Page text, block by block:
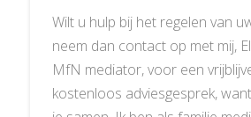
Wilt u hulp bij het regelen van
neem dan contact op met mij,
MfN mediator, voor een
kostenloos adviesgesprek,